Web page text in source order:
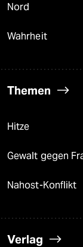
Nord
Wahrheit
Themen
Hitze
Gewalt gegen
Nahost-Konflikt
Verlag